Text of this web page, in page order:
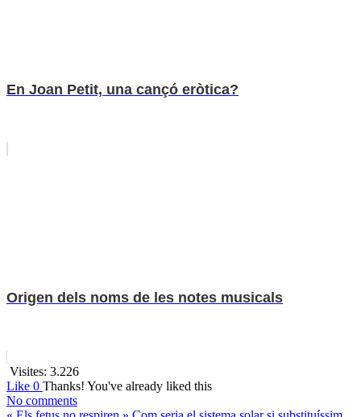
En Joan Petit, una cançó eròtica?
Origen dels noms de les notes musicals
Visites: 3.226
Like 0 Thanks! You've already liked this
No comments